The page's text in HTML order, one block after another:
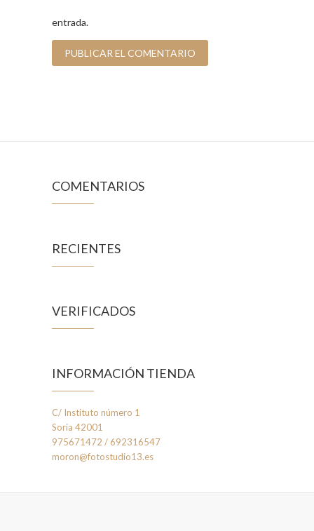
entrada.
COMENTARIOS
RECIENTES
VERIFICADOS
INFORMACIÓN TIENDA
C/ Instituto número 1
Soria 42001
975671472 / 692316547
moron@fotostudio13.es